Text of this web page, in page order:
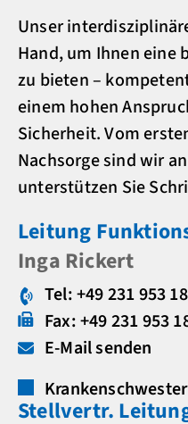
Unser
Hand, um Ihnen eine
zu bieten –
einem hohen
Sicherheit. Vom
Nachsorge sind wir
unterstützen Sie
Leitung
Inga Rickert
Tel: +49 231 953
Fax: +49 231 953
E-Mail senden
Krankenschwester
Stellvertr.